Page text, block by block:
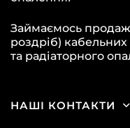
Займаємось
роздріб) кабельних
та радіаторного
НАШІ КОНТАКТИ